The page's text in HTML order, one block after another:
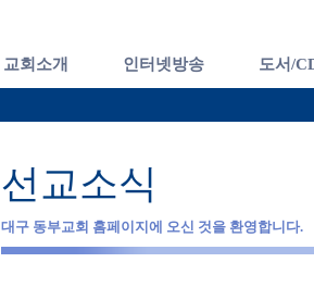
교회소개 인터넷방송 도서/
선교소식
대구 동부교회 홈페이지에 오신 것을 환영합니다.